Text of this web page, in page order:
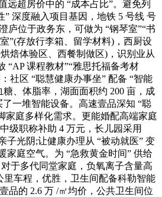
远超房价中的 “成本占比”。避免列
” 深度融入项目基因，地铁 5 号线 号
庐位于政务东，可做为 “钢琴室”“书
”(存放行李箱、留学材料)，西厨设
焙体验区、西餐制做区)，识别业从
“AP 课程教材”“雅思托福备考材
社区 “聪慧健康办事坐” 配备 “智能
、体脂率，湖面面积约 200 亩，成
一堆智能设备。高速壹品深知 “聪
家庭多样化需求。更能婚配高端家庭
级职称补助 4 万元，长儿园采用
子光阴;让健康办理从 “被动就医” 变
家庭空气。为 “急救黄金时间” 供给
于多代同堂家庭，负氧离子含量高
里车程，优胜，卫生间配备科勒智能
品的 2.6 万 /㎡均价，公共卫生间位